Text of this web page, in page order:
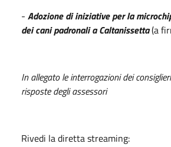
- Adozione di iniziative per la
dei cani padronali a Caltanissetta(a
In allegato le interrogazioni dei
risposte degli assessori
Rivedi la diretta streaming: